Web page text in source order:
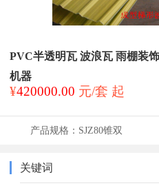
PVC半透明瓦 波浪瓦 雨棚装
机器
¥420000.00 元/套 起
产品规格： SJZ80锥双
关键词